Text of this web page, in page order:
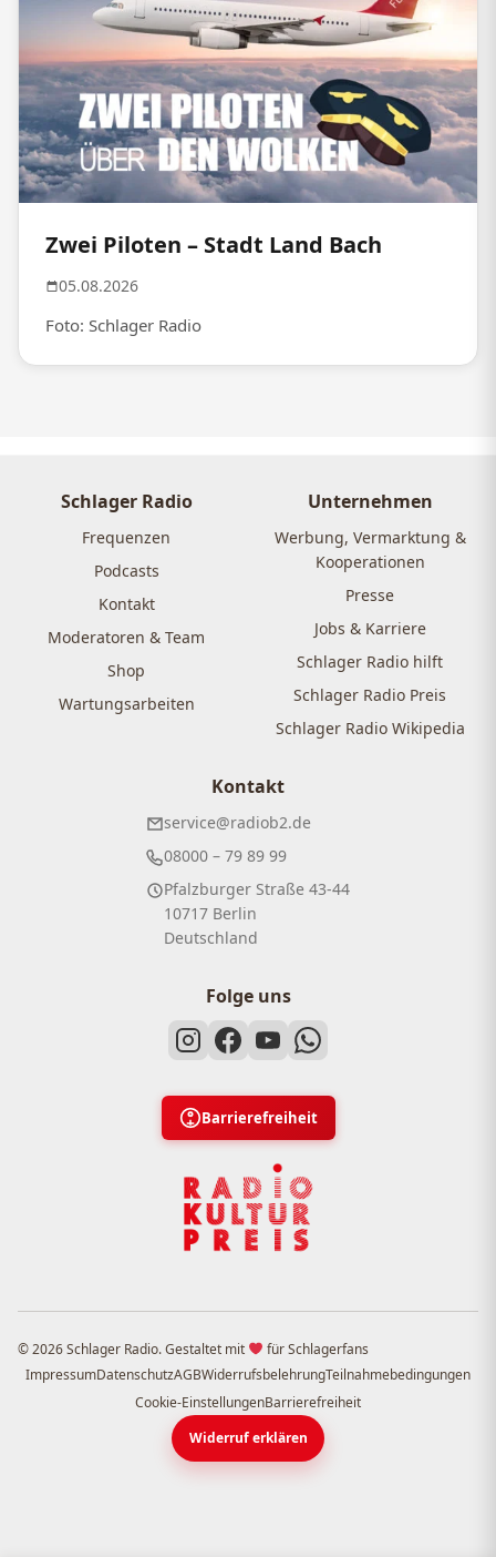
Zwei Piloten – Stadt Land Bach
05.08.2026
Foto: Schlager Radio
Schlager Radio
Frequenzen
Podcasts
Kontakt
Moderatoren & Team
Shop
Wartungsarbeiten
Unternehmen
Werbung, Vermarktung &
Kooperationen
Presse
Jobs & Karriere
Schlager Radio hilft
Schlager Radio Preis
Schlager Radio Wikipedia
Kontakt
service@radiob2.de
08000 – 79 89 99
Pfalzburger Straße 43-44
10717 Berlin
Deutschland
Folge uns
Barrierefreiheit
© 2026 Schlager Radio. Gestaltet mit
für Schlagerfans
ImpressumDatenschutzAGBWiderrufsbelehrungTeilnahmebedingungen
Cookie-EinstellungenBarrierefreiheit
Widerruf erklären